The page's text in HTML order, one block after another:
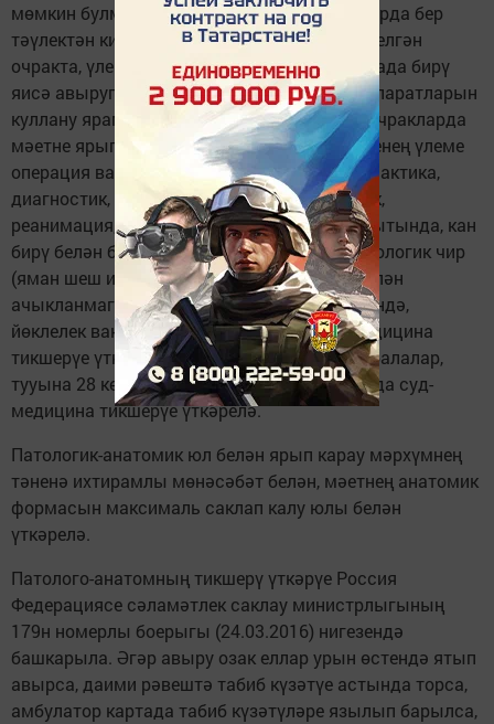
мөмкин булмаганда, аңа стационар шартларда бер
тәүлектән кимрәк медицина ярдәме күрсәтелгән
очракта, үлеменә даруларны артык күп дозада бирү
яисә авыруга аларны һәм диагностика препаратларын
куллану ярамаган булган дигән шик туган очракларда
мәетне ярып карау үткәрелә. Шулай ук кешенең үлеме
операция вакытында яки аннан соң профилактика,
диагностик, инструменталь, анестезиологик,
реанимация, дәвалау чаралары үткәрү вакытында, кан
бирү белән бәйле булган, йогышлы һәм онкологик чир
(яман шеш икәнлеге гистологик тикшерү белән
ачыкланмаган булса) белән авырудан үлгәндә,
йөклелек вакытында үлеп киткәндә суд-медицина
тикшерүе үткәрелә. Моннан тыш үле туган балалар,
тууына 28 көне тулмыйча үлгән балаларга да суд-
медицина тикшерүе үткәрелә.
Патологик-анатомик юл белән ярып карау мәрхүмнең
тәненә ихтирамлы мөнәсәбәт белән, мәетнең анатомик
формасын максималь саклап калу юлы белән
үткәрелә.
Патолого-анатомның тикшерү үткәрүе Россия
Федерациясе сәламәтлек саклау министрлыгының
179н номерлы боерыгы (24.03.2016) нигезендә
башкарыла. Әгәр авыру озак еллар урын өстендә ятып
авырса, даими рәвештә табиб күзәтүе астында торса,
амбулатор картада табиб күзәтүләре язылып барылса,